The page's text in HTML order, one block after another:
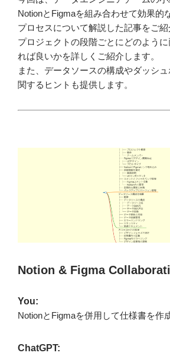
NotionとFigmaを組み合わせて効果的
プロセスについて解説した記事をご紹
プロジェクトの段階ごとにどのよう
れば良いかを詳しくご紹介します。
また、データソースの構成やダッシ
関するヒントも提供します。
Notion & Figma
You:
NotionとFigmaを併用して仕様書を作
ChatGPT: